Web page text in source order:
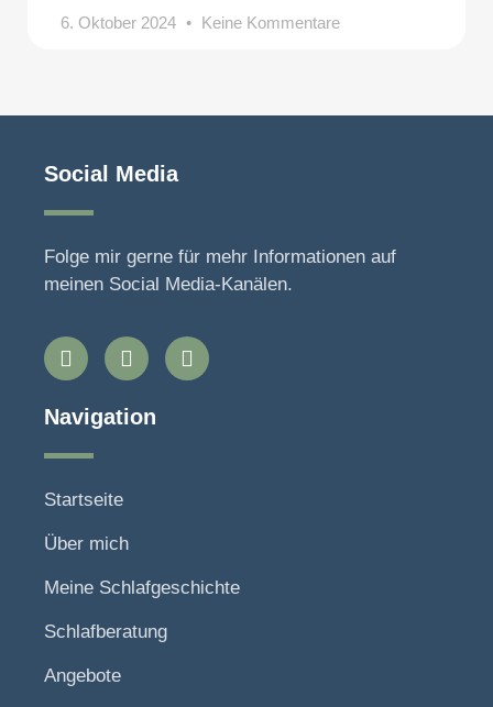
6. Oktober 2024 Keine Kommentare
Social Media
Folge mir gerne für mehr Informationen auf
meinen Social Media-Kanälen.
Navigation
Startseite
Über mich
Meine Schlafgeschichte
Schlafberatung
Angebote